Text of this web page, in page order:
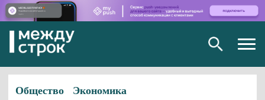
Общество Экономика